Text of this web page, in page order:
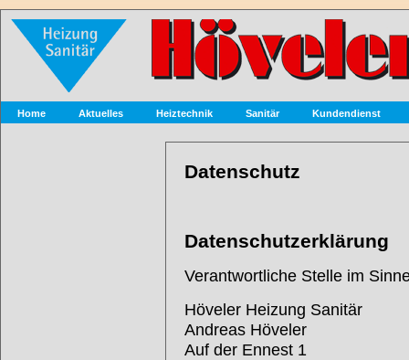
Home Aktuelles Heiztechnik Sanitär Kundendienst
Datenschutz
Datenschutzerklärung
Verantwortliche Stelle im
Höveler Heizung Sanitär
Andreas Höveler
Auf der Ennest 1